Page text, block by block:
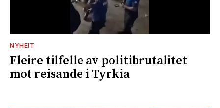
NYHEIT
Fleire tilfelle av politibrutalitet
mot reisande i Tyrkia